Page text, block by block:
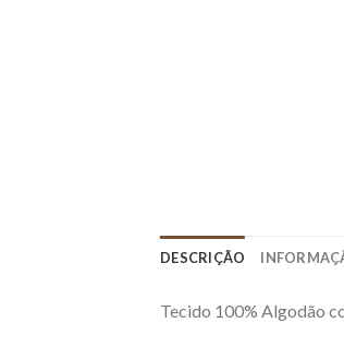
DESCRIÇÃO
Tecido 100% Algodão